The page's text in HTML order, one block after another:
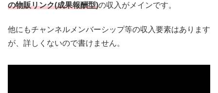
の物販リンク(成果報酬型)の収入がメインです。
他にもチャンネルメンバーシップ等の収入要素はあります
が、詳しくないので書けません。